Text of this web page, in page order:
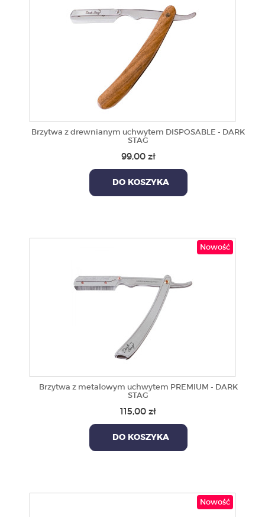
Brzytwa z drewnianym uchwytem DISPOSABLE - DARK
STAG
99,00 zł
DO KOSZYKA
Nowość
Brzytwa z metalowym uchwytem PREMIUM - DARK
STAG
115,00 zł
DO KOSZYKA
Nowość